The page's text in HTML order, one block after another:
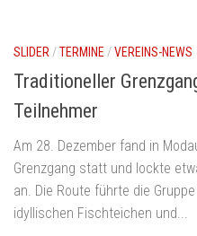
SLIDER /TERMINE /VEREINS-NEWS
Traditioneller
Teilnehmer
Am 28. Dezember fand in
Grenzgang statt und lockte
an. Die Route führte die
idyllischen Fischteichen und...